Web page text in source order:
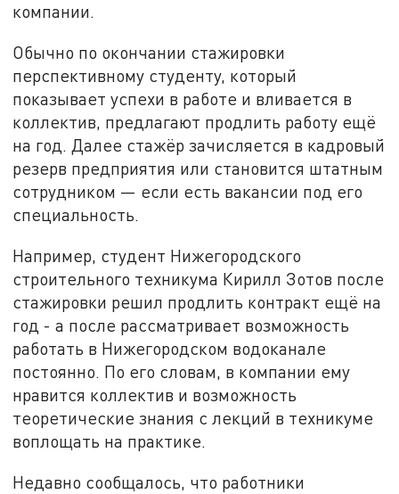
компании.
Обычно по окончании стажировки
перспективному студенту, который
показывает успехи в работе и вливается в
коллектив, предлагают продлить работу ещё
на год. Далее стажёр зачисляется в кадровый
резерв предприятия или становится штатным
сотрудником — если есть вакансии под его
специальность.
Например, студент Нижегородского
строительного техникума Кирилл Зотов после
стажировки решил продлить контракт ещё на
год - а после рассматривает возможность
работать в Нижегородском водоканале
постоянно. По его словам, в компании ему
нравится коллектив и возможность
теоретические знания с лекций в техникуме
воплощать на практике.
Недавно сообщалось, что работники